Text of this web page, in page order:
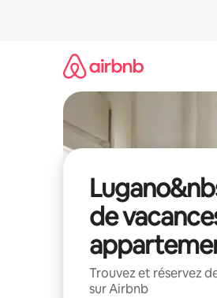
de
Trouvez et réservez
sur Airbnb